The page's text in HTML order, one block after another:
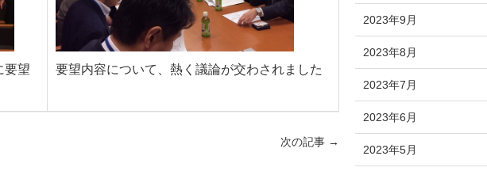
要望
要望内容について、熱く議論が交わされました
次の記事 →
2023年9月
2023年8月
2023年7月
2023年6月
2023年5月